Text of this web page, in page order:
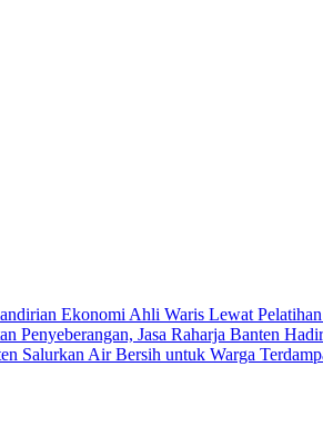
Ekonomi Ahli Waris Lewat
Penyeberangan, Jasa Raharja Banten
Salurkan Air Bersih untuk Warga